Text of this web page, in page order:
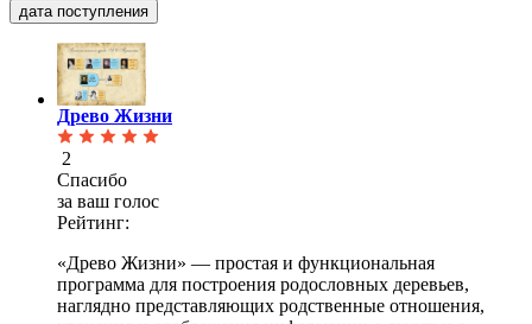
дата поступления
Древо Жизни
2
Спасибо
за ваш голос
Рейтинг:
«Древо Жизни» — простая и функциональная
программа для построения родословных деревьев,
наглядно представляющих родственные отношения,